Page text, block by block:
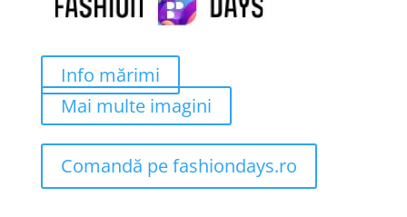
Info mărimi
Mai multe imagini
Comandă pe fashiondays.ro